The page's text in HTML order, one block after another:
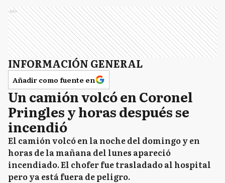
Ads
INFORMACIÓN GENERAL
Añadir como fuente en
Un camión volcó en Coronel
Pringles y horas después se
incendió
El camión volcó en la noche del domingo y en
horas de la mañana del lunes apareció
incendiado. El chofer fue trasladado al hospital
pero ya está fuera de peligro.